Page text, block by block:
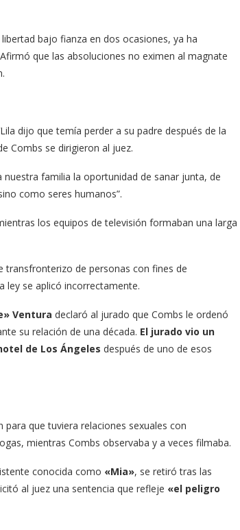
bajo fianza en dos ocasiones, ya ha
que las absoluciones no eximen al magnate
dijo que temía perder a su padre después de la
Combs se dirigieron al juez.
nuestra familia la oportunidad de sanar junta, de
como seres humanos”.
los equipos de televisión formaban una larga
de personas con fines de
ley se aplicó incorrectamente.
Ventura declaró al jurado que Combs le ordenó
su relación de una década. El jurado vio un
de Los Ángeles después de uno de esos
para que tuviera relaciones sexuales con
mientras Combs observaba y a veces filmaba.
conocida como «Mia», se retiró tras las
al juez una sentencia que refleje «el peligro